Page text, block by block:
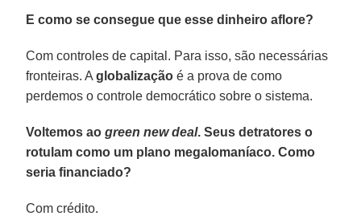
E como se consegue que esse dinheiro aflore?
Com controles de capital. Para isso, são necessárias
fronteiras. Aglobalização é a prova de como
perdemos o controle democrático sobre o sistema.
Voltemos aogreen new deal. Seus detratores o
rotulam como um plano megalomaníaco. Como
seria financiado?
Com crédito.